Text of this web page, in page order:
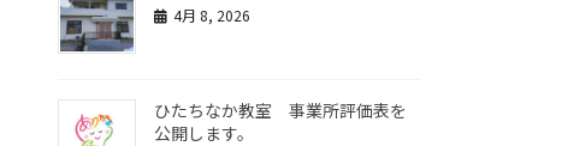
4月 8, 2026
ひたちなか教室 事業所評価表を
公開します。